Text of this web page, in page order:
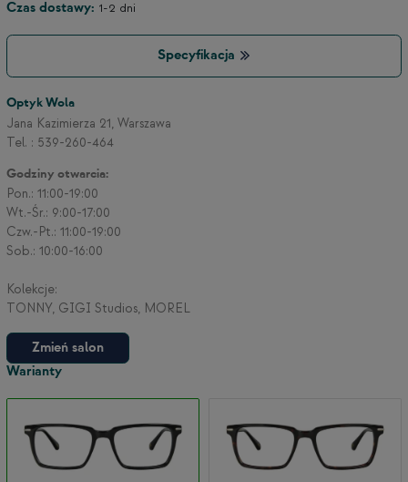
Czas dostawy: 1-2 dni
Specyfikacja
Optyk Wola
Jana Kazimierza 21, Warszawa
Tel. : 539-260-464
Godziny otwarcia:
Zmień salon
Pon.: 11:00-19:00
Wt.-Śr.: 9:00-17:00
Czw.-Pt.: 11:00-19:00
Sob.: 10:00-16:00
Kolekcje:
TONNY, GIGI Studios, MOREL
Warianty